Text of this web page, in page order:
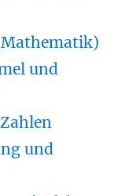
und
und